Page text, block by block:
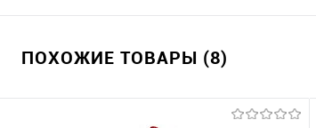
ПОХОЖИЕ ТОВАРЫ (8)